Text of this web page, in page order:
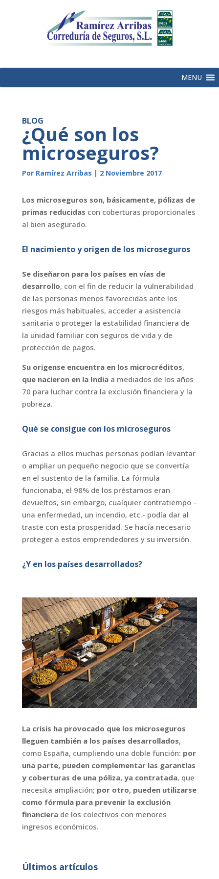
MENU
BLOG
¿Qué son los
microseguros?
Por Ramírez Arribas | 2 Noviembre 2017
Los microseguros son, básicamente, pólizas de
primas reducidas con coberturas proporcionales
al bien asegurado.
El nacimiento y origen de los microseguros
Se diseñaron para los países en vías de
desarrollo, con el fin de reducir la vulnerabilidad
de las personas menos favorecidas ante los
riesgos más habituales, acceder a asistencia
sanitaria o proteger la estabilidad financiera de
la unidad familiar con seguros de vida y de
protección de pagos.
Su origense encuentra en los microcréditos,
que nacieron en la Indiaa mediados de los años
70 para luchar contra la exclusión financiera y la
pobreza.
Qué se consigue con los microseguros
Gracias a ellos muchas personas podían levantar
o ampliar un pequeño negocio que se convertía
en el sustento de la familia. La fórmula
funcionaba, el 98% de los préstamos eran
devueltos, sin embargo, cualquier contratiempo –
una enfermedad, un incendio, etc.- podía dar al
traste con esta prosperidad. Se hacía necesario
proteger a estos emprendedores y su inversión.
¿Y en los países desarrollados?
La crisis ha provocado que los microseguros
lleguen también a los países desarrollados,
como España, cumpliendo una doble función: por
una parte, pueden complementar las garantías
y coberturas de una póliza, ya contratada, que
necesita ampliación; por otro, pueden utilizarse
como fórmula para prevenir la exclusión
financierade los colectivos con menores
ingresos económicos.
Últimos artículos